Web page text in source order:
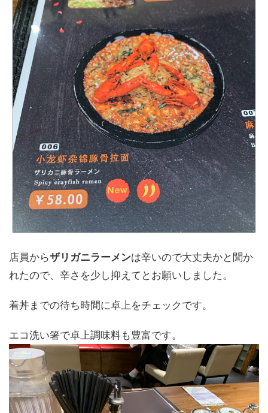
店員からザリガニラーメンは辛いので大丈夫かと聞か
れたので、辛さを少し抑えてとお願いしました。
着丼までの待ち時間に卓上をチェックです。
エコ洗い箸で卓上調味料も豊富です。